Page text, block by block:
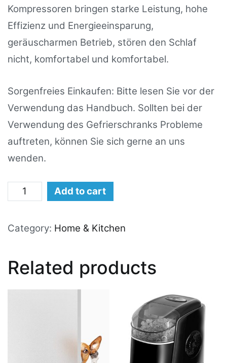
Kompressoren bringen starke Leistung, hohe
Effizienz und Energieeinsparung,
geräuscharmen Betrieb, stören den Schlaf
nicht, komfortabel und komfortabel.
Sorgenfreies Einkaufen: Bitte lesen Sie vor der
Verwendung das Handbuch. Sollten bei der
Verwendung des Gefrierschranks Probleme
auftreten, können Sie sich gerne an uns
wenden.
Gefrierbox
Mini
31
Liter
Nutzinhalt/Temperaturbereich:
Add to cart
Category: Home & Kitchen
Related products